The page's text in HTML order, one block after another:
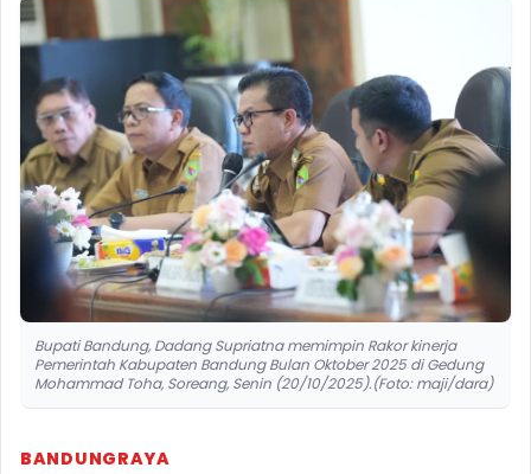
Bupati Bandung, Dadang Supriatna memimpin Rakor kinerja
Pemerintah Kabupaten Bandung Bulan Oktober 2025 di Gedung
Mohammad Toha, Soreang, Senin (20/10/2025).(Foto: maji/dara)
BANDUNGRAYA